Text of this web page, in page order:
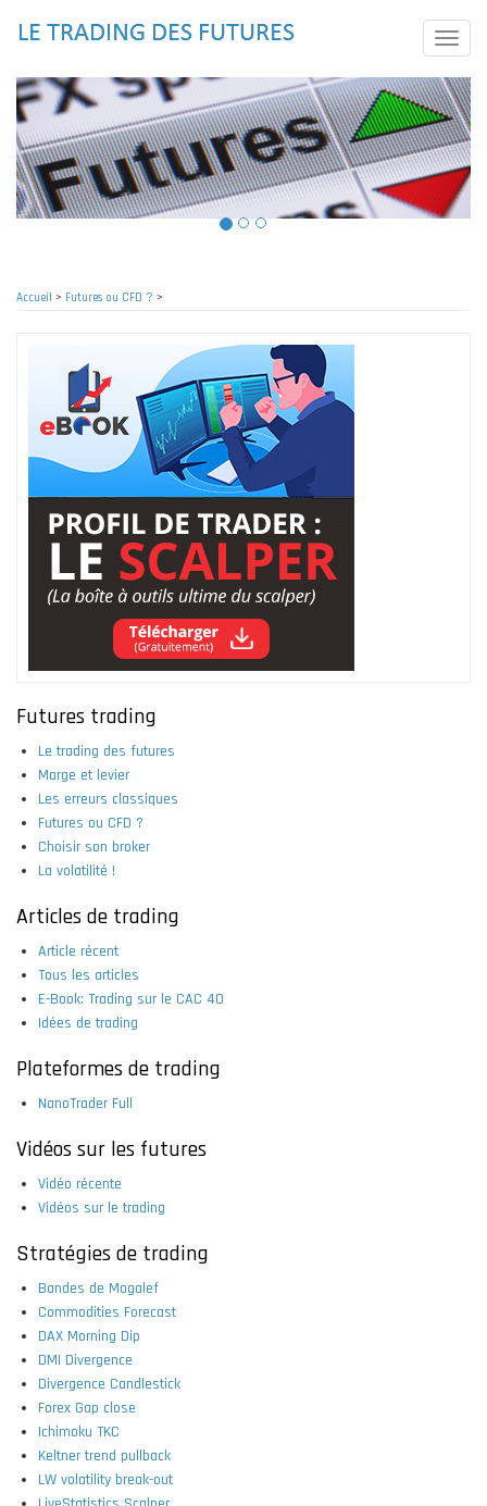
principal
Toggle
Accueil > Futures ou CFD ? >
Futures trading
Le trading des futures
Marge et levier
Les erreurs classiques
Futures ou CFD ?
Choisir son broker
La volatilité !
Articles de trading
Article récent
Tous les articles
E-Book: Trading sur le CAC 40
Idées de trading
Plateformes de trading
NanoTrader Full
Vidéos sur les futures
Vidéo récente
Vidéos sur le trading
Stratégies de trading
Bandes de Mogalef
Commodities Forecast
DAX Morning Dip
DMI Divergence
Divergence Candlestick
Forex Gap close
Ichimoku TKC
Keltner trend pullback
LW volatility break-out